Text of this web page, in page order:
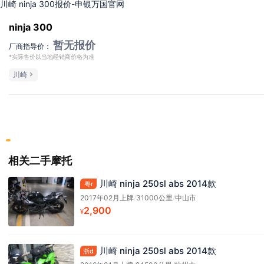
川崎 ninja 300报价-申银万国官网
ninja 300
厂商指导价： 暂无报价
*实际售价以当地经销商价格为准
川崎
相关二手摩托
粤r 川崎 ninja 250sl abs 2014款
2017年02月上牌/31000公里 /中山市
¥2,900
浙d 川崎 ninja 250sl abs 2014款